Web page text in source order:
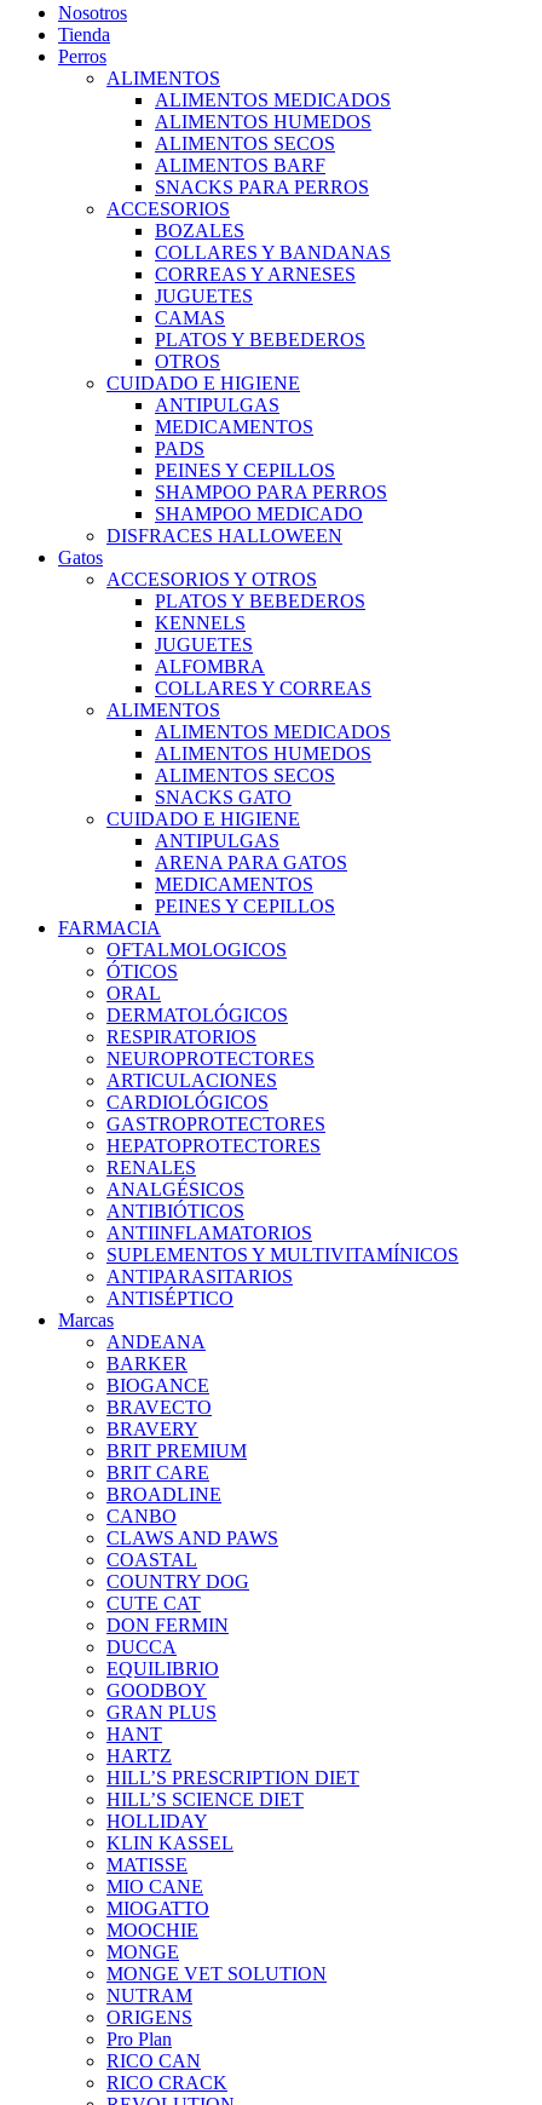
Nosotros
Tienda
Perros
ALIMENTOS
ALIMENTOS MEDICADOS
ALIMENTOS HUMEDOS
ALIMENTOS SECOS
ALIMENTOS BARF
SNACKS PARA PERROS
ACCESORIOS
BOZALES
COLLARES Y BANDANAS
CORREAS Y ARNESES
JUGUETES
CAMAS
PLATOS Y BEBEDEROS
OTROS
CUIDADO E HIGIENE
ANTIPULGAS
MEDICAMENTOS
PADS
PEINES Y CEPILLOS
SHAMPOO PARA PERROS
SHAMPOO MEDICADO
DISFRACES HALLOWEEN
Gatos
ACCESORIOS Y OTROS
PLATOS Y BEBEDEROS
KENNELS
JUGUETES
ALFOMBRA
COLLARES Y CORREAS
ALIMENTOS
ALIMENTOS MEDICADOS
ALIMENTOS HUMEDOS
ALIMENTOS SECOS
SNACKS GATO
CUIDADO E HIGIENE
ANTIPULGAS
ARENA PARA GATOS
MEDICAMENTOS
PEINES Y CEPILLOS
FARMACIA
OFTALMOLOGICOS
ÓTICOS
ORAL
DERMATOLÓGICOS
RESPIRATORIOS
NEUROPROTECTORES
ARTICULACIONES
CARDIOLÓGICOS
GASTROPROTECTORES
HEPATOPROTECTORES
RENALES
ANALGÉSICOS
ANTIBIÓTICOS
ANTIINFLAMATORIOS
SUPLEMENTOS Y MULTIVITAMÍNICOS
ANTIPARASITARIOS
ANTISÉPTICO
Marcas
ANDEANA
BARKER
BIOGANCE
BRAVECTO
BRAVERY
BRIT PREMIUM
BRIT CARE
BROADLINE
CANBO
CLAWS AND PAWS
COASTAL
COUNTRY DOG
CUTE CAT
DON FERMIN
DUCCA
EQUILIBRIO
GOODBOY
GRAN PLUS
HANT
HARTZ
HILL’S PRESCRIPTION DIET
HILL’S SCIENCE DIET
HOLLIDAY
KLIN KASSEL
MATISSE
MIO CANE
MIOGATTO
MOOCHIE
MONGE
MONGE VET SOLUTION
NUTRAM
ORIGENS
Pro Plan
RICO CAN
RICO CRACK